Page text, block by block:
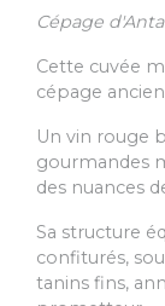
Cépage
Cette cuvée
cépage
Un vin rouge
gourmandes
des nuances
Sa structure
confiturés,
tanins fins,